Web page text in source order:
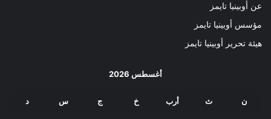
عن أوبينيا تايمز
مؤسس أوبينيا تايمز
هيئة تحرير أوبينيا تايمز
أغسطس 2026
ن ث أرب خ ج س د